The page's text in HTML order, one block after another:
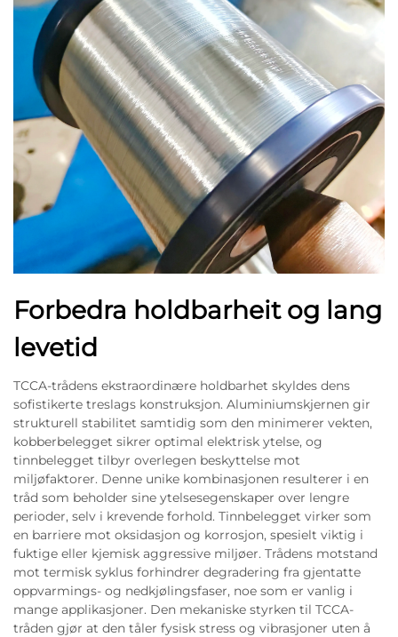
Forbedra holdbarheit og lang
levetid
TCCA-trådens ekstraordinære holdbarhet skyldes dens
sofistikerte treslags konstruksjon. Aluminiumskjernen gir
strukturell stabilitet samtidig som den minimerer vekten,
kobberbelegget sikrer optimal elektrisk ytelse, og
tinnbelegget tilbyr overlegen beskyttelse mot
miljøfaktorer. Denne unike kombinasjonen resulterer i en
tråd som beholder sine ytelsesegenskaper over lengre
perioder, selv i krevende forhold. Tinnbelegget virker som
en barriere mot oksidasjon og korrosjon, spesielt viktig i
fuktige eller kjemisk aggressive miljøer. Trådens motstand
mot termisk syklus forhindrer degradering fra gjentatte
oppvarmings- og nedkjølingsfaser, noe som er vanlig i
mange applikasjoner. Den mekaniske styrken til TCCA-
tråden gjør at den tåler fysisk stress og vibrasjoner uten å